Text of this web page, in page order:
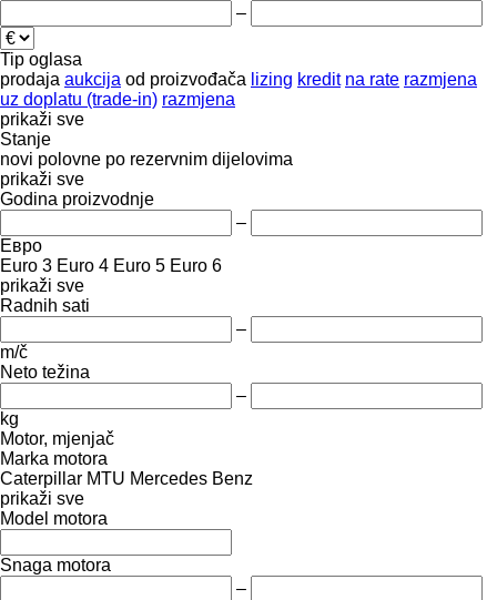
–
Tip oglasa
prodaja aukcija od proizvođača lizing kredit na rate razmjena
uz doplatu (trade-in) razmjena
prikaži sve
Stanje
novi polovne po rezervnim dijelovima
prikaži sve
Godina proizvodnje
–
Евро
Euro 3 Euro 4 Euro 5 Euro 6
prikaži sve
Radnih sati
–
m/č
Neto težina
–
kg
Motor, mjenjač
Marka motora
Caterpillar MTU Mercedes Benz
prikaži sve
Model motora
Snaga motora
–